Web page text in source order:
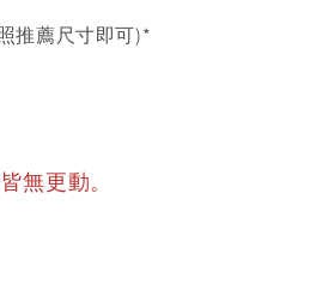
推薦尺寸即可)*
無更動。